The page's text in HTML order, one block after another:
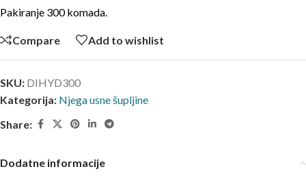
Pakiranje 300 komada.
Compare Add to wishlist
SKU: DIHYD300
Kategorija: Njega usne šupljine
Share:
Dodatne informacije